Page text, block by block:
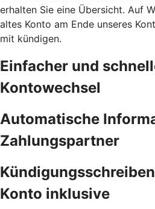
erhalten Sie eine Übersicht. Auf
altes Konto am Ende unseres
mit kündigen.
Einfacher und
Kontowechsel
Automatische
Zahlungspartner
Konto inklusive